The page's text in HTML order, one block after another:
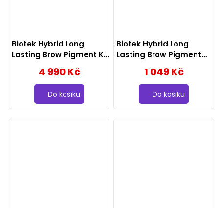
Biotek Hybrid Long
Lasting Brow Pigment Kit
4 990 Kč
Do košíku
Biotek Hybrid Long
Lasting Brow Pigment
Margarita 15ml
1 049 Kč
Do košíku